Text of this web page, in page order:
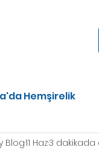
Hemşirelik
Blog11 Haz3 dakikada